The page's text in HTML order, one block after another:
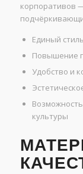
корпоративов
Единый
Повышение
Удобство и
культуры